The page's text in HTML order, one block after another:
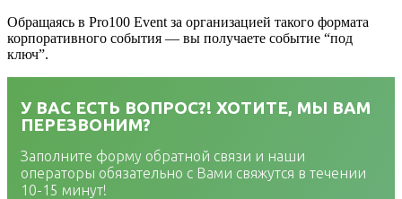
Обращаясь в Pro100 Event за организацией такого формата
корпоративного события — вы получаете событие “под
ключ”.
У ВАС ЕСТЬ ВОПРОС?! ХОТИТЕ, МЫ ВАМ
ПЕРЕЗВОНИМ?
Заполните форму обратной связи и наши
операторы обязательно с Вами свяжутся в течении
10-15 минут!